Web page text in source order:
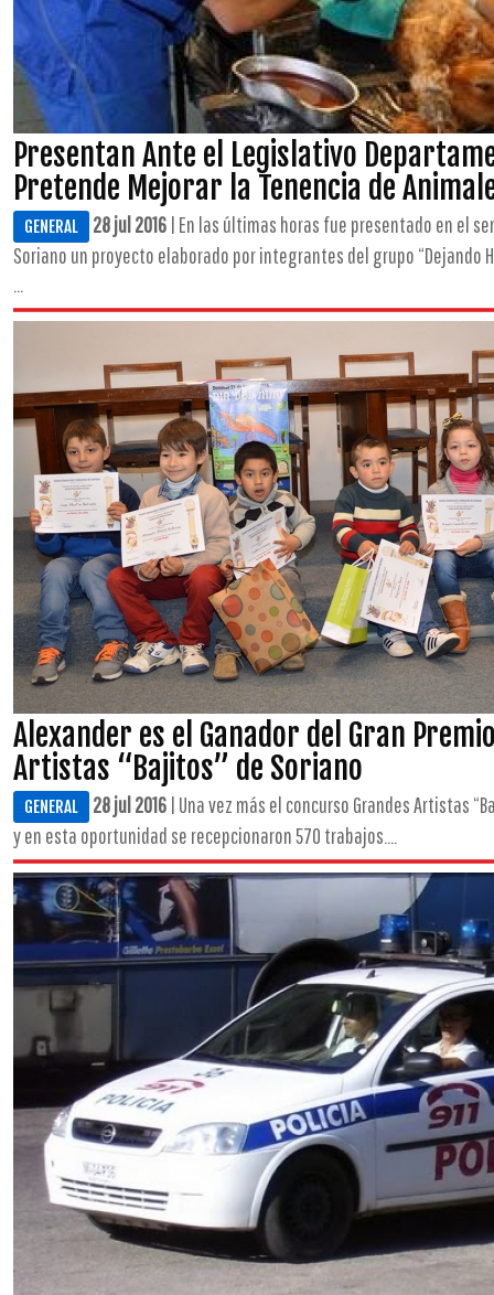
Presentan Ante el Legislativo
Pretende Mejorar la Tenencia de
GENERAL 28 jul 2016 | En las últimas horas fue presentado en el
Soriano un proyecto elaborado por integrantes del grupo “Dejando
...
Alexander es el Ganador del Gran
Artistas “Bajitos” de Soriano
GENERAL 28 jul 2016 | Una vez más el concurso Grandes Artistas
y en esta oportunidad se recepcionaron 570 trabajos....